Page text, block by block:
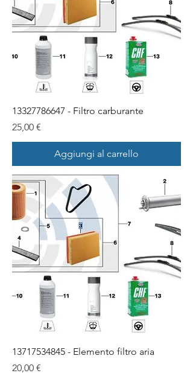
13327786647 - Filtro carburante
Prezzo
25,00 €
Aggiungi al carrello
13717534845 - Elemento filtro aria
Prezzo
20,00 €